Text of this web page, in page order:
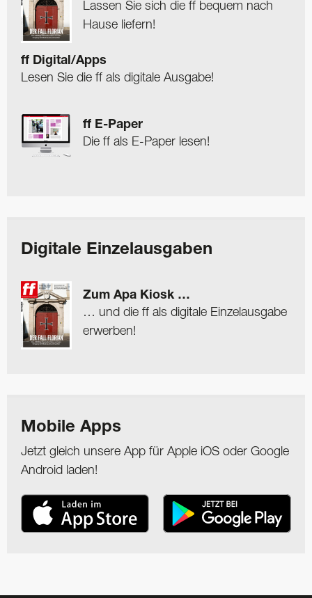
Lassen Sie sich die ff bequem nach
Hause liefern!
ff Digital/Apps
Lesen Sie die ff als digitale Ausgabe!
ff E-Paper
Die ff als E-Paper lesen!
Digitale Einzelausgaben
Zum Apa Kiosk …
… und die ff als digitale Einzelausgabe
erwerben!
Mobile Apps
Jetzt gleich unsere App für Apple iOS oder Google
Android laden!